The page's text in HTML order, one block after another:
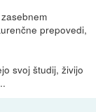
prepovedi,
svoj študij, živijo